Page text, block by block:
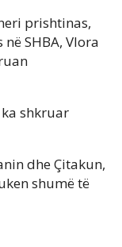
prishtinas,
SHBA, Vlora
shkruar
dhe Çitakun,
shumë të